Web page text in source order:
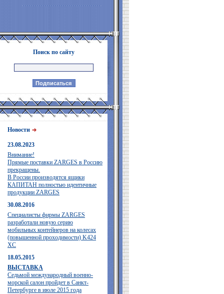
Поиск по сайту
Новости
23.08.2023
Внимание!
Прямые поставки ZARGES в Россию
прекращены.
В России производятся ящики
КАПИТАН полностью идентичные
продукции ZARGES
30.08.2016
Специалисты фирмы ZARGES
разработали новую серию
мобильных контейнеров на колесах
(повышенной проходимости) K424
XC
18.05.2015
ВЫСТАВКА
Седьмой международный военно-
морской салон пройдет в Санкт-
Петербурге в июле 2015 года